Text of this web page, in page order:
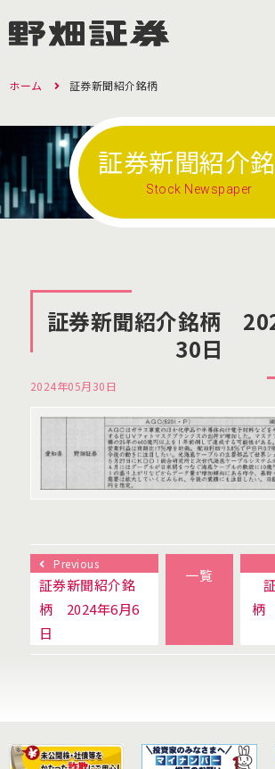
ホーム 証券新聞紹介銘柄
証券新聞紹介
Stock Newspaper
証券新聞紹介銘柄
30日
2024年05月30日
Previous
証券新聞紹介銘
柄 2024年6月6
日
一覧
柄